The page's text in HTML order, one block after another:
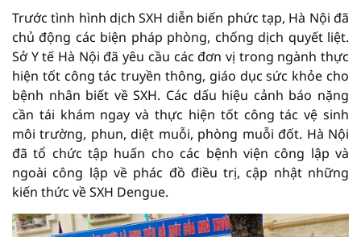
Trước tình hình dịch SXH diễn biến phức tạp, Hà Nội đã
chủ động các biện pháp phòng, chống dịch quyết liệt.
Sở Y tế Hà Nội đã yêu cầu các đơn vị trong ngành thực
hiện tốt công tác truyền thông, giáo dục sức khỏe cho
bệnh nhân biết về SXH. Các dấu hiệu cảnh báo nặng
cần tái khám ngay và thực hiện tốt công tác vệ sinh
môi trường, phun, diệt muỗi, phòng muỗi đốt. Hà Nội
đã tổ chức tập huấn cho các bệnh viện công lập và
ngoài công lập về phác đồ điều trị, cập nhật những
kiến thức về SXH Dengue.